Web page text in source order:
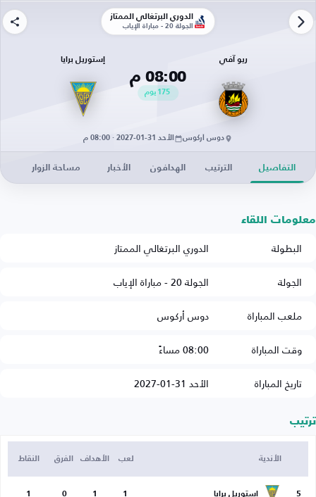
الدوري البرتغالي الممتاز
الجولة 20 - مباراة الإياب
ريو آفي
08:00 م
175 يوم
إستوريل برايا
دوس أركوس الأحد 31-01-2027 · 08:00 م
التفاصيل الترتيب الهدافون الأخبار مساحة الزوار
معلومات اللقاء
البطولة
الدوري البرتغالي الممتاز
الجولة
الجولة 20 - مباراة الإياب
ملعب المباراة
دوس أركوس
وقت المباراة
08:00 مساءً
تاريخ المباراة
الأحد 31-01-2027
ترتيب
الأندية لعب الأهداف الفرق النقاط
5 إستوريل برايا 1
1
0
1